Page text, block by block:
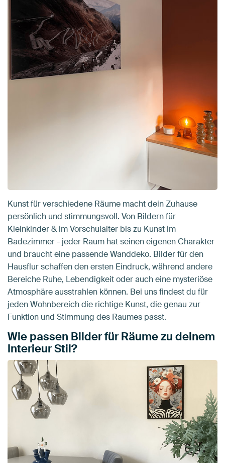
Kunst für verschiedene Räume macht dein Zuhause
persönlich und stimmungsvoll. Von Bildern für
Kleinkinder & im Vorschulalter bis zu Kunst im
Badezimmer - jeder Raum hat seinen eigenen Charakter
und braucht eine passende Wanddeko. Bilder für den
Hausflur schaffen den ersten Eindruck, während andere
Bereiche Ruhe, Lebendigkeit oder auch eine mysteriöse
Atmosphäre ausstrahlen können. Bei uns findest du für
jeden Wohnbereich die richtige Kunst, die genau zur
Funktion und Stimmung des Raumes passt.
Wie passen Bilder für Räume zu deinem
Interieur Stil?